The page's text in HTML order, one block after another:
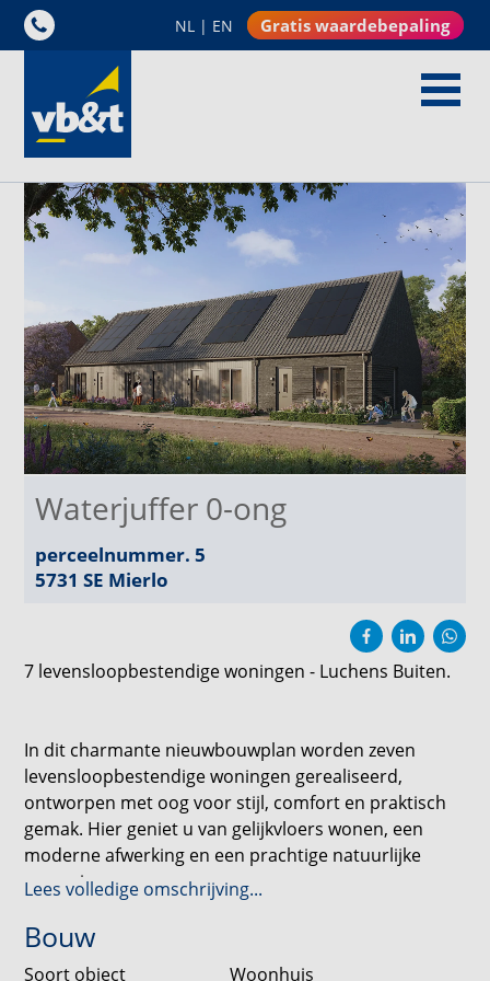
NL | EN Gratis waardebepaling
Waterjuffer 0-ong
perceelnummer. 5
5731 SE Mierlo
7 levensloopbestendige woningen - Luchens Buiten.
In dit charmante nieuwbouwplan worden zeven
levensloopbestendige woningen gerealiseerd,
ontworpen met oog voor stijl, comfort en praktisch
gemak. Hier geniet u van gelijkvloers wonen, een
moderne afwerking en een prachtige natuurlijke
omgeving.
In Luchen laten we een frisse, hedendaagse vertaling
Lees volledige omschrijving...
Bouw
Soort object
Woonhuis